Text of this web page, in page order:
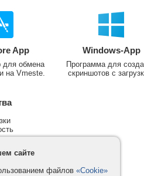
App
для обмена
на Vmeste.
Windows-App
Программа для
скриншотов с
сайте
файлов «Cookie»